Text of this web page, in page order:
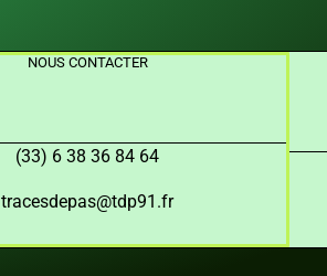
NOUS CONTACTER
(33) 6 38 36 84 64
tracesdepas@tdp91.fr